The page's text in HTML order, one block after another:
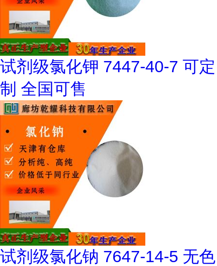
试剂级氯化钾 7447-40-7 可定
制 全国可售
试剂级氯化钠 7647-14-5 无色